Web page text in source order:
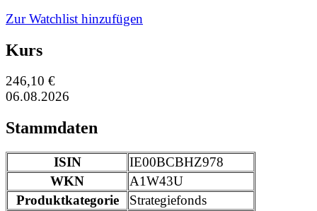
Zur Watchlist hinzufügen
Kurs
246,10 €
06.08.2026
Stammdaten
ISIN
IE00BCBHZ978
WKN
A1W43U
Produktkategorie
Strategiefonds